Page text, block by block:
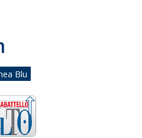
Blu